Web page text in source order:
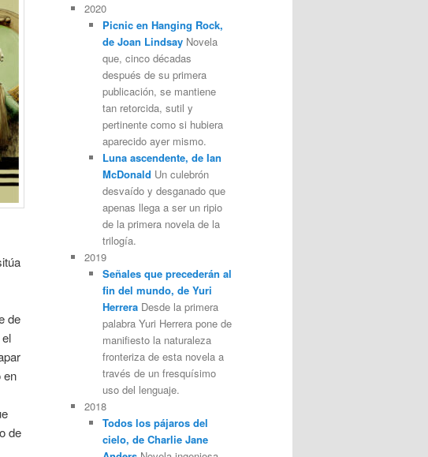
de
en
de
2020
Picnic en Hanging Rock,
de Joan LindsayNovela
que, cinco décadas
después de su primera
publicación, se mantiene
tan retorcida, sutil y
pertinente como si hubiera
aparecido ayer mismo.
Luna ascendente, de Ian
McDonald Un culebrón
desvaído y desganado que
apenas llega a ser un ripio
de la primera novela de la
trilogía.
2019
Señales que precederán al
fin del mundo, de Yuri
HerreraDesde la primera
palabra Yuri Herrera pone de
manifiesto la naturaleza
fronteriza de esta novela a
través de un fresquísimo
uso del lenguaje.
2018
Todos los pájaros del
cielo, de Charlie Jane